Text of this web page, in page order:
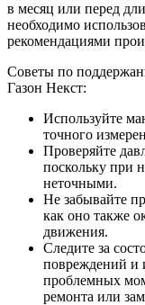
в месяц или перед
необходимо
рекомендациями
Советы по
Газон Некст:
Используйте
точного
Проверяйте
поскольку при
неточными.
Не забывайте
как оно также
движения.
Следите за
повреждений и
проблемных
ремонта или